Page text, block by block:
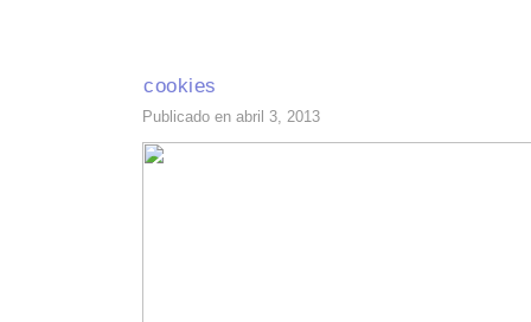
cookies
Publicado en abril 3, 2013